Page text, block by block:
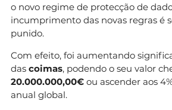
o novo regime de protecção de
incumprimento das novas regras é
punido.
Com efeito, foi aumentando
das coimas, podendo o seu valor
20.000.000,00€ ou ascender aos
anual global.